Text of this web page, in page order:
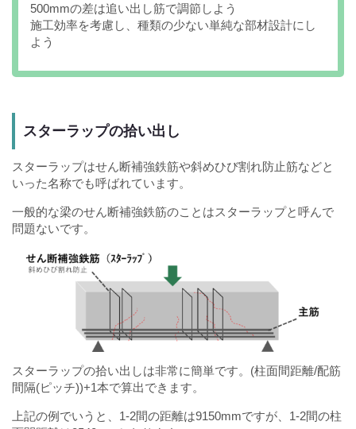
500mmの差は追い出し筋で調節しよう
施工効率を考慮し、種類の少ない単純な部材設計にし
よう
スターラップの拾い出し
スターラップはせん断補強鉄筋や斜めひび割れ防止筋などと
いった名称でも呼ばれています。
一般的な梁のせん断補強鉄筋のことはスターラップと呼んで
問題ないです。
スターラップの拾い出しは非常に簡単です。(柱面間距離/配筋
間隔(ピッチ))+1本で算出できます。
上記の例でいうと、1-2間の距離は9150mmですが、1-2間の柱